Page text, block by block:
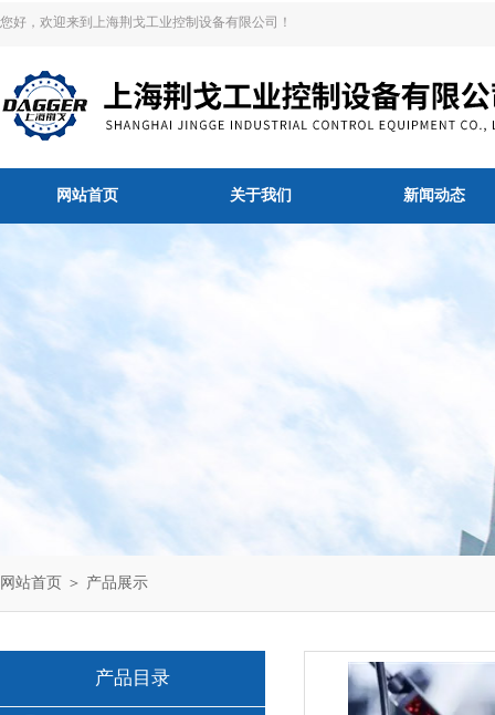
您好，欢迎来到上海荆戈工业控制设备有限公司！
网站首页 关于我们 新闻动态
网站首页 ＞ 产品展示
产品目录